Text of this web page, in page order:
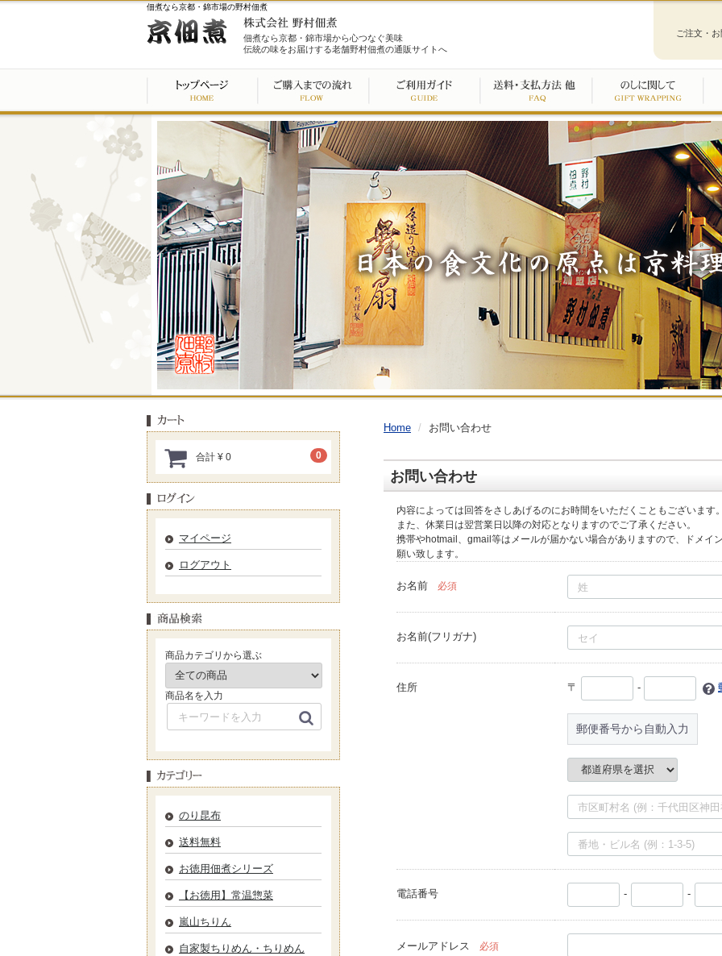
佃煮なら京都・錦市場の野村佃煮
佃煮なら京都・錦市場から心つなぐ美味
伝統の味をお届けする老舗野村佃煮の通販サイトへ
ご注文・
0
合計 ¥ 0
マイページ
ログアウト
商品カテゴリから選ぶ
商品名を入力
のり昆布
送料無料
お徳用佃煮シリーズ
【お徳用】常温惣菜
嵐山ちりん
自家製ちりめん・ちりめん
Home お問い合わせ
お問い合わせ
内容によっては回答をさしあげるのにお時間をいただくこともございます。
また、休業日は翌営業日以降の対応となりますのでご了承ください。
携帯やhotmail、gmail等はメールが届かない場合がありますので、ドメイ
願い致します。
お名前 必須
お名前(フリガナ)
住所 〒 -
郵便番号から自動入力
電話番号 - -
メールアドレス 必須